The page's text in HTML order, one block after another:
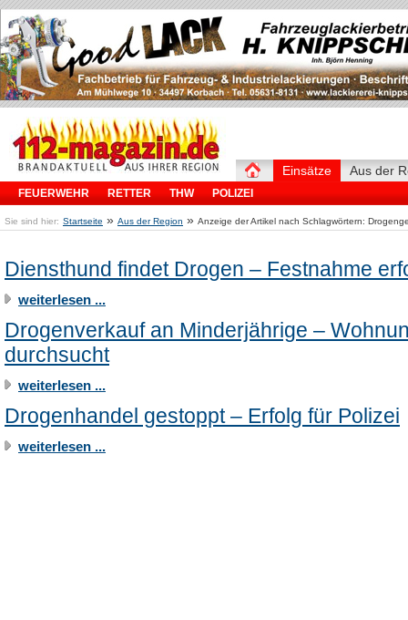
Einsätze
FEUERWEHR RETTER THW POLIZEI
Aus der
Sie sind hier: Startseite » Aus der Region » Anzeige der Artikel nach Schlagwörtern:
Diensthund findet Drogen – Festnahme
weiterlesen ...
Drogenverkauf an Minderjährige –
durchsucht
weiterlesen ...
Drogenhandel gestoppt – Erfolg für Polizei
weiterlesen ...